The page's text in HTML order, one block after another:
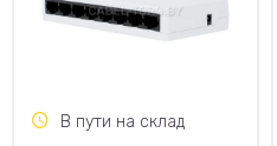
В пути на склад